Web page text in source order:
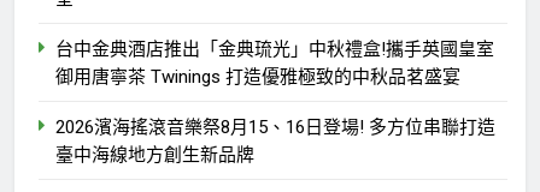
台中金典酒店推出「金典琉光」中秋禮盒!攜手英國皇室
御用唐寧茶 Twinings 打造優雅極致的中秋品茗盛宴
2026濱海搖滾音樂祭8月15、16日登場! 多方位串聯打造
臺中海線地方創生新品牌